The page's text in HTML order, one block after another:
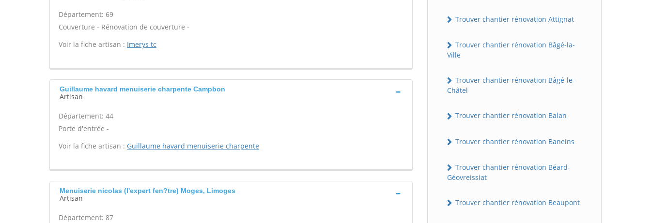
Département: 69
Couverture - Rénovation de couverture -
Voir la fiche artisan : Imerys tc
Guillaume havard menuiserie charpente Campbon
Artisan
Département: 44
Porte d'entrée -
Voir la fiche artisan : Guillaume havard menuiserie charpente
Menuiserie nicolas (l'expert fen?tre) Moges, Limoges
Artisan
Département: 87
Trouver chantier rénovation Attignat
Trouver chantier rénovation Bâgé-la-
Ville
Trouver chantier rénovation Bâgé-le-
Châtel
Trouver chantier rénovation Balan
Trouver chantier rénovation Baneins
Trouver chantier rénovation Béard-
Géovreissiat
Trouver chantier rénovation Beaupont